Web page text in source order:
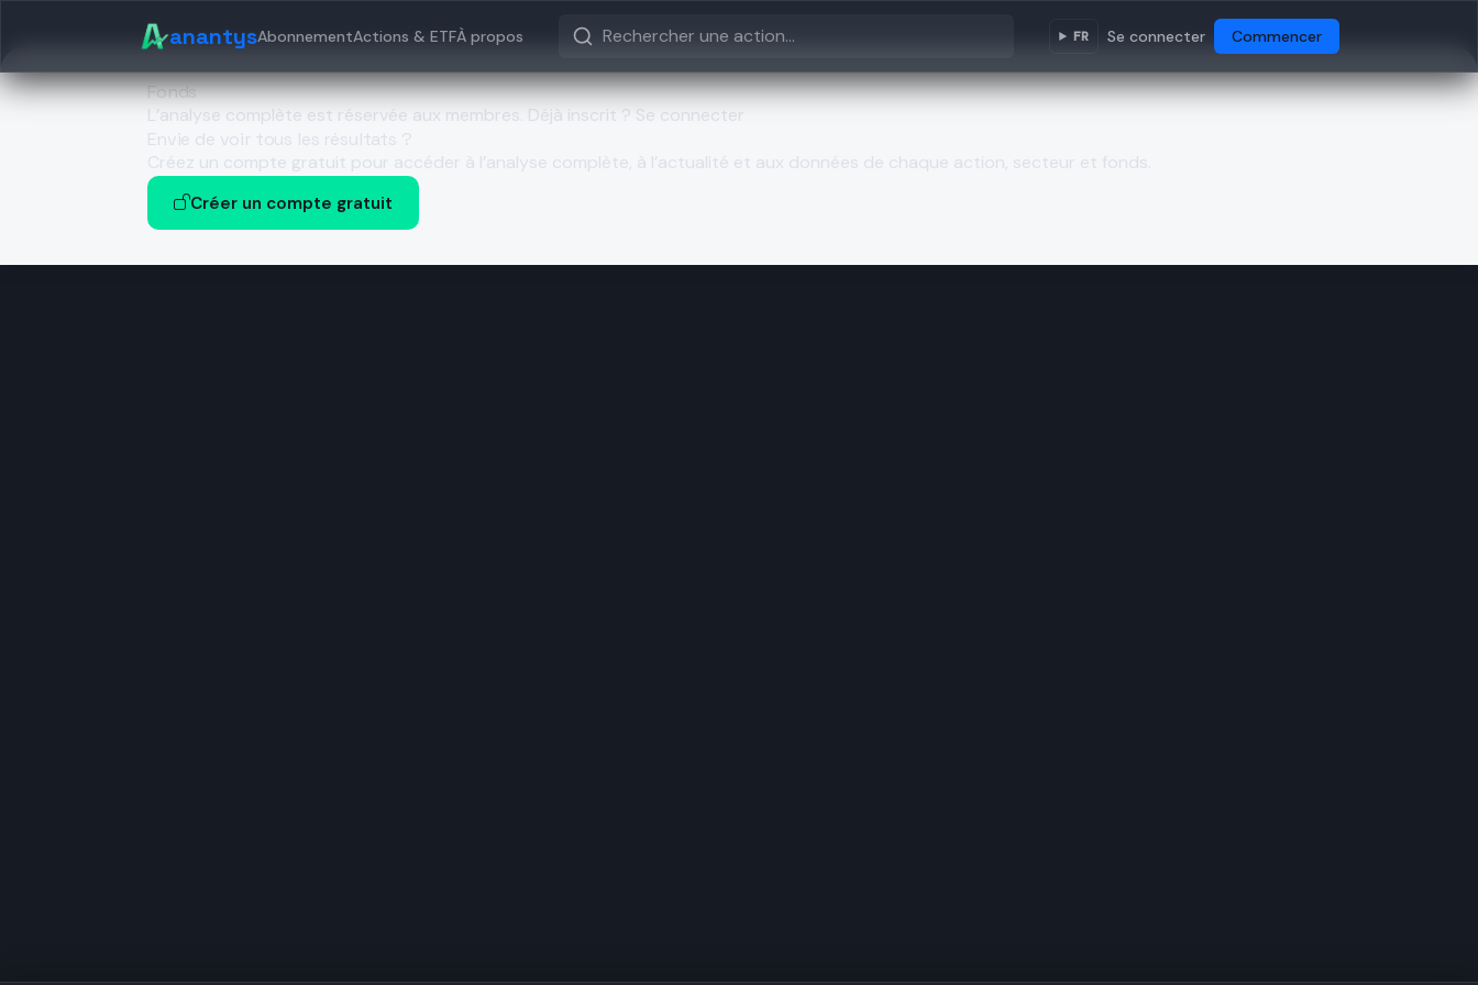
anantysAbonnementActions & ETFÀ propos FR Se connecter Commencer
Fonds
L’analyse complète est réservée aux membres. Déjà inscrit ? Se connecter
Envie de voir tous les résultats ?
Créez un compte gratuit pour accéder à l’analyse complète, à l’actualité et aux données de chaque action, secteur et fonds.
Créer un compte gratuit